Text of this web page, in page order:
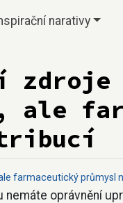
narativy
farmaceutický průmysl
nemáte oprávnění